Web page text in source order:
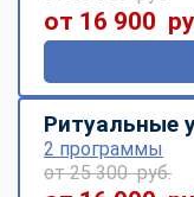
от 16 900
Ритуальные
2 программы
от 25 300 руб.